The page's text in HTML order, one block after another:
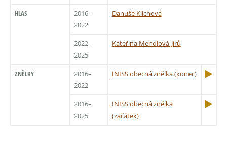
HLAS
2016–
2022
Danuše Klichová
2022–
2025
Kateřina Mendlová-Jírů
ZNĚLKY
2016–
2022
INISS obecná znělka (konec)
2016–
2025
INISS obecná znělka
(začátek)